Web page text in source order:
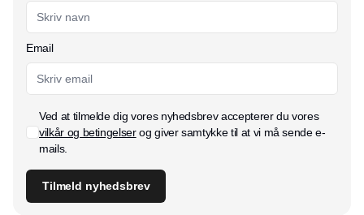
Email
Ved at tilmelde dig vores nyhedsbrev accepterer du vores
vilkår og betingelserog giver samtykke til at vi må sende e-
mails.
Tilmeld nyhedsbrev